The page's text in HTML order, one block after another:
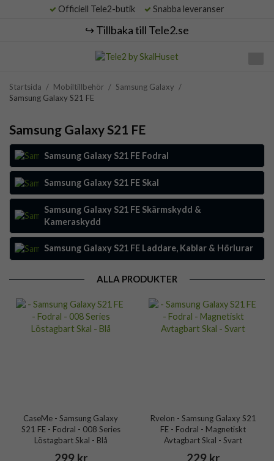
Officiell Tele2-butik Snabba leveranser
↪️ Tillbaka till Tele2.se
Startsida / Mobiltillbehör / Samsung Galaxy /
Samsung Galaxy S21 FE
Samsung Galaxy S21 FE
Samsung Galaxy S21 FE Fodral
Samsung Galaxy S21 FE Skal
Samsung Galaxy S21 FE Skärmskydd &
Kameraskydd
Samsung Galaxy S21 FE Laddare, Kablar & Hörlurar
ALLA PRODUKTER
CaseMe - Samsung Galaxy
S21 FE - Fodral - 008 Series
Löstagbart Skal - Blå
299 kr
Rvelon - Samsung Galaxy S21
FE - Fodral - Magnetiskt
Avtagbart Skal - Svart
229 kr